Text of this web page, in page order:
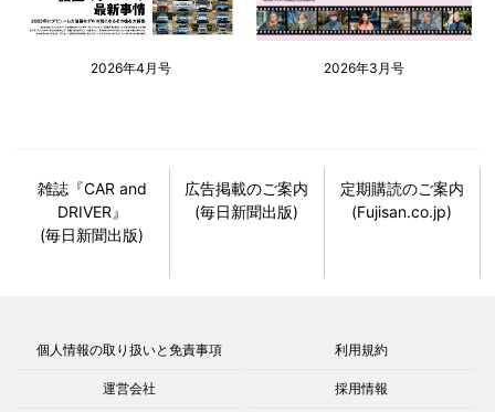
2026年4月号 2026年3月号
雑誌『CAR and
DRIVER』
(毎日新聞出版)
広告掲載のご案内
(毎日新聞出版)
定期購読のご案内
(Fujisan.co.jp)
個人情報の取り扱いと免責事項 利用規約
運営会社 採用情報